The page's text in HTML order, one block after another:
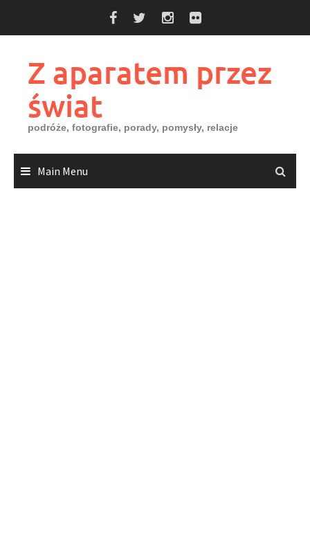
Z aparatem przez
świat
podróże, fotografie, porady, pomysły, relacje
Main Menu